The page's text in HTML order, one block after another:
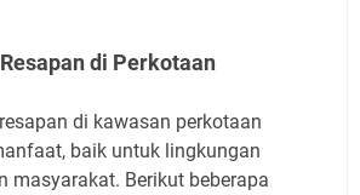
di Perkotaan
di kawasan perkotaan
baik untuk lingkungan
masyarakat. Berikut beberapa